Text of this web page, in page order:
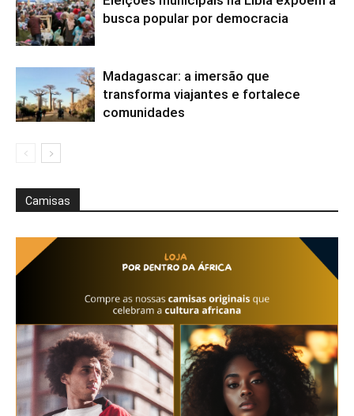
busca popular por democracia
Madagascar: a imersão que
transforma viajantes e fortalece
comunidades
Camisas